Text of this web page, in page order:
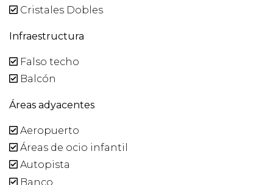
Cristales Dobles
Infraestructura
Falso techo
Balcón
Áreas adyacentes
Aeropuerto
Áreas de ocio infantil
Autopista
Banco